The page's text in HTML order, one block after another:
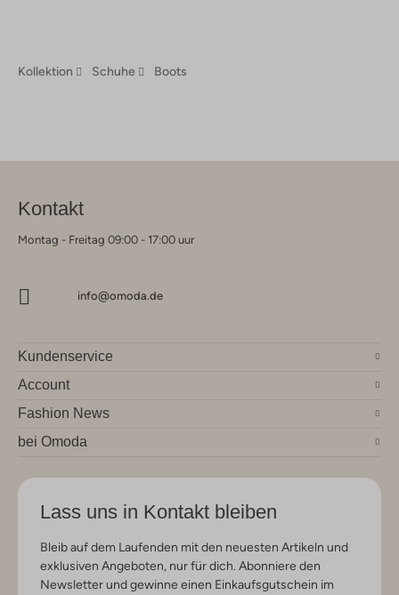
Kollektion Schuhe Boots
Kontakt
Montag - Freitag 09:00 - 17:00 uur
info@omoda.de
Kundenservice
Account
Fashion News
bei Omoda
Lass uns in Kontakt bleiben
Bleib auf dem Laufenden mit den neuesten Artikeln und
exklusiven Angeboten, nur für dich. Abonniere den
Newsletter und gewinne einen Einkaufsgutschein im